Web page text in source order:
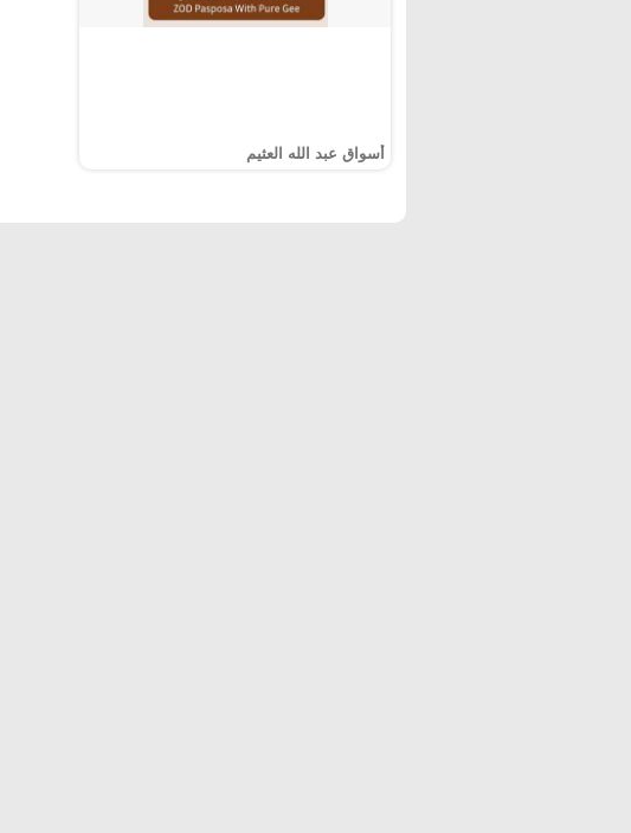
أسواق عبد الله العثيم